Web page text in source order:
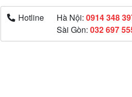
Hotline Hà Nội:0914 348
Sài Gòn:032 697